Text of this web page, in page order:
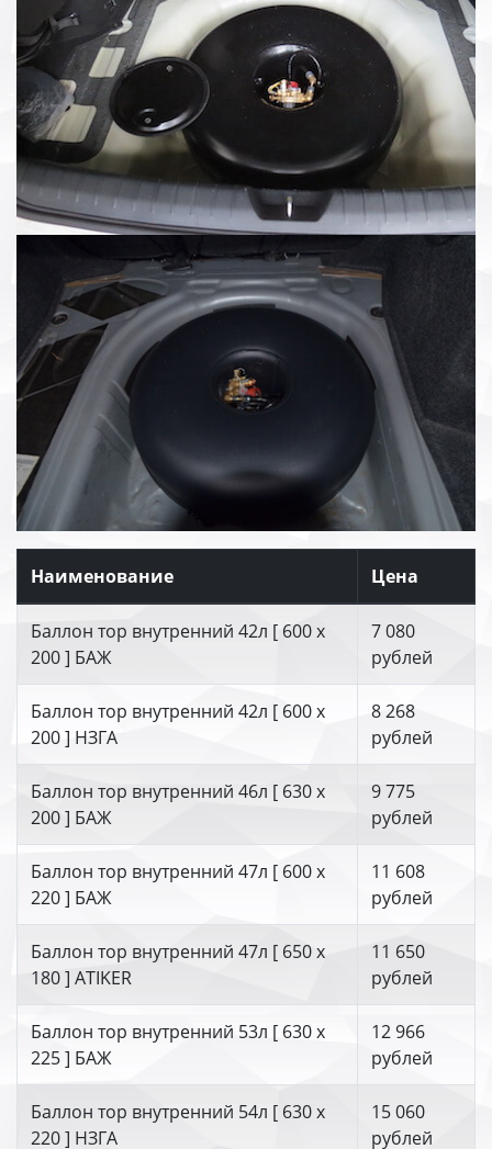
Наименование Цена
Баллон тор внутренний 42л [ 600 х
200 ] БАЖ
7 080
рублей
Баллон тор внутренний 42л [ 600 х
200 ] НЗГА
8 268
рублей
Баллон тор внутренний 46л [ 630 х
200 ] БАЖ
9 775
рублей
Баллон тор внутренний 47л [ 600 х
220 ] БАЖ
11 608
рублей
Баллон тор внутренний 47л [ 650 х
180 ] ATIKER
11 650
рублей
Баллон тор внутренний 53л [ 630 х
225 ] БАЖ
12 966
рублей
Баллон тор внутренний 54л [ 630 х
220 ] НЗГА
15 060
рублей